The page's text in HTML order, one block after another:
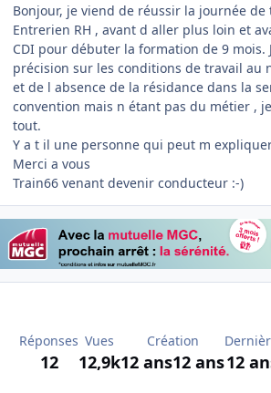
Bonjour, je viend de réussir la journée de
Entrerien RH , avant d aller plus loin et
CDI pour débuter la formation de 9 mois.
précision sur les conditions de travail au
et de l absence de la résidance dans la
convention mais n étant pas du métier ,
tout.
Y a t il une personne qui peut m
Merci a vous
Train66 venant devenir conducteur :-)
Réponses
12
Vues
12,9k
Création
12 ans12 ans12